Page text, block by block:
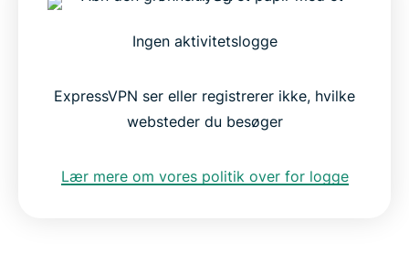
Ingen aktivitetslogge
ExpressVPN ser eller registrerer ikke, hvilke
websteder du besøger
Lær mere om vores politik over for logge